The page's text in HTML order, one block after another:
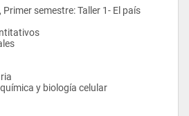
semestre: Taller 1- El país
y biología celular